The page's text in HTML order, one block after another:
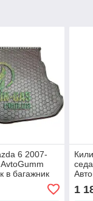
6 2007-
в багажник
1